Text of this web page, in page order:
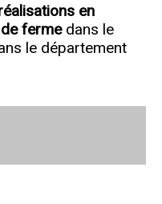
en
fermedans le
le département